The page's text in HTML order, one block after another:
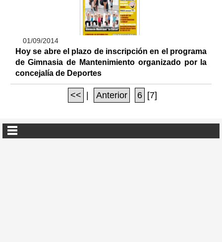
01/09/2014
Hoy se abre el plazo de inscripción en el programa
de Gimnasia de Mantenimiento organizado por la
concejalía de Deportes
<< Anterior 6 [7]